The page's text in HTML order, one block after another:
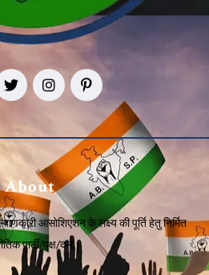
About
आसोशिएशन के लक्ष्य की पूर्ति हेतु निर्मित
पार्टी/पक्ष/दल।